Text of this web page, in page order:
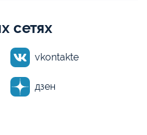
сетях
vkontakte
дзен